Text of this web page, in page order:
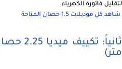
لتقليل فاتورة الكهرباء.
شاهد كل موديلات 1.5 حصان المتاحة
متر)